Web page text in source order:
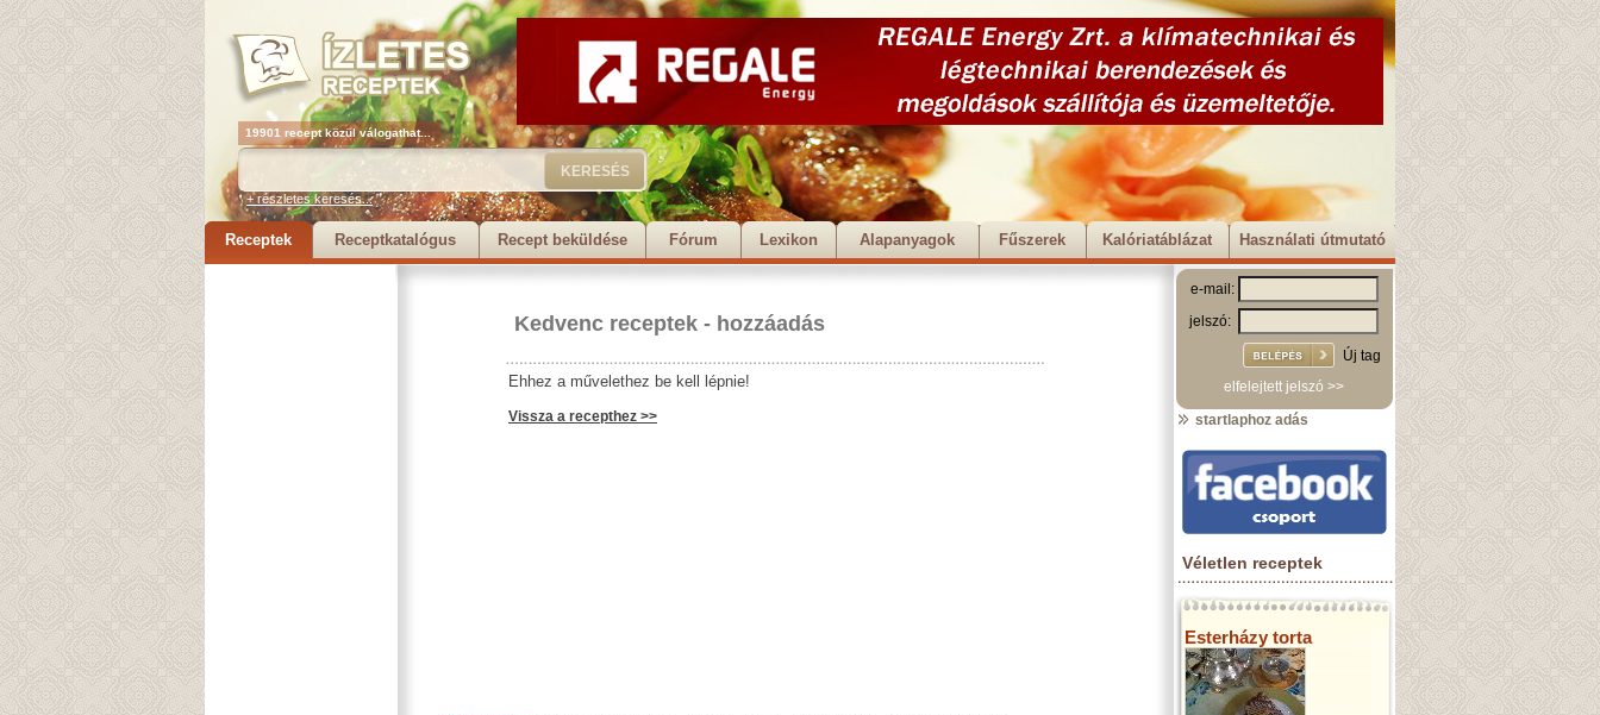
19901 recept közül válogathat...
+ részletes keresés...
Receptek Receptkatalógus Recept beküldése Fórum Lexikon Alapanyagok Fűszerek Kalóriatáblázat Használati útmutató
Kedvenc receptek - hozzáadás
Ehhez a művelethez be kell lépnie!
Vissza a recepthez >>
e-mail:
jelszó:
Új tag
elfelejtett jelszó >>
startlaphoz adás
Véletlen receptek
Esterházy torta